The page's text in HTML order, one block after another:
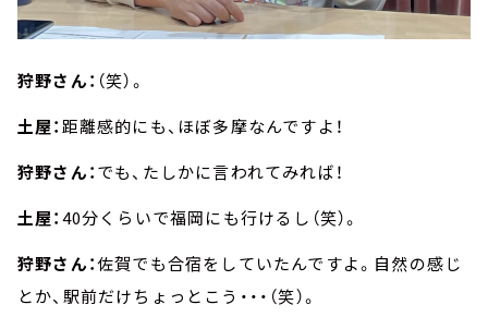
狩野さん： （笑）。
土屋：距離感的にも、ほぼ多摩なんですよ！
狩野さん：でも、たしかに言われてみれば！
土屋：40分くらいで福岡にも行けるし（笑）。
狩野さん：佐賀でも合宿をしていたんですよ。自然の感じ
とか、駅前だけちょっとこう・・・（笑）。